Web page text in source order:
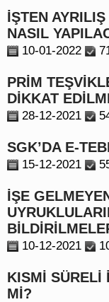
İŞTEN
NASIL
10-01-2022
PRİM
DİKKAT
28-12-2021
SGK’DA E-
15-12-2021
İŞE
10-12-2021
KISMİ SÜRELİ
Mİ?